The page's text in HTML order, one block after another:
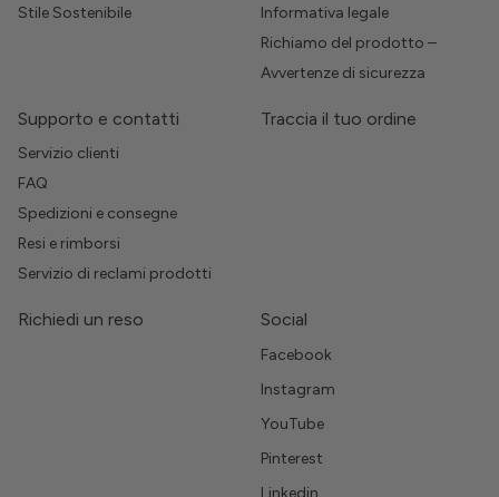
Stile Sostenibile
Informativa legale
Richiamo del prodotto –
Avvertenze di sicurezza
Supporto e contatti
Servizio clienti
FAQ
Spedizioni e consegne
Resi e rimborsi
Servizio di reclami prodotti
Traccia il tuo ordine
Richiedi un reso Social
Facebook
Instagram
YouTube
Pinterest